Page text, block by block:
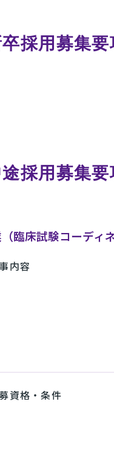
採用募集要
採用募集要
臨床試験コーディ
内容
資格・条件